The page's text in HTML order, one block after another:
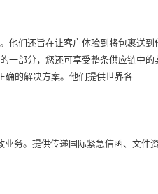
他们还旨在让客户体验到将包裹送
部分，您还可享受整条供应链中
确的解决方案。他们提供世界各
务。提供传递国际紧急信函、文